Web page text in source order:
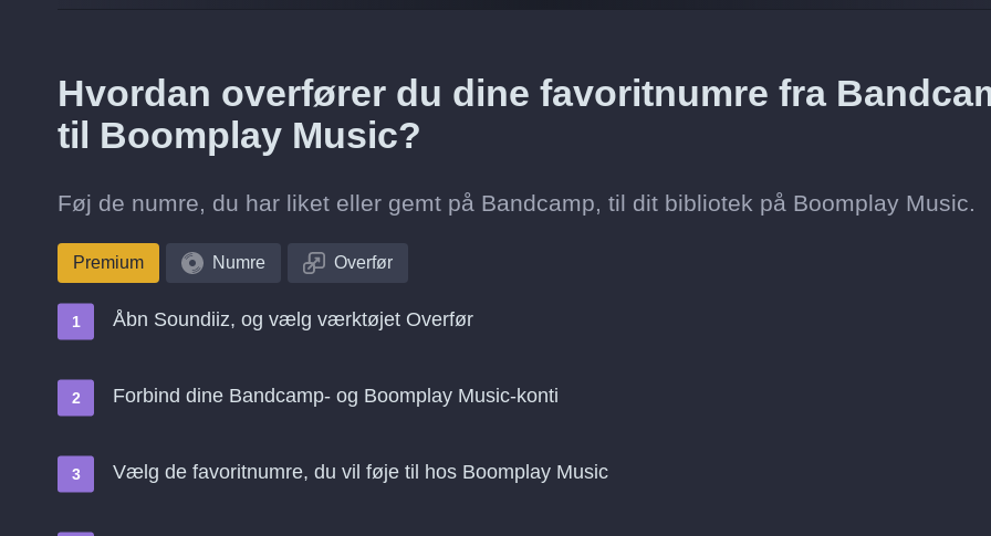
Hvordan overfører du dine favoritnumre fra
til Boomplay Music?
Føj de numre, du har liket eller gemt på Bandcamp, til dit bibliotek på Boomplay Music.
Premium Numre Overfør
Åbn Soundiiz, og vælg værktøjet Overfør
Forbind dine Bandcamp- og Boomplay Music-konti
Vælg de favoritnumre, du vil føje til hos Boomplay Music